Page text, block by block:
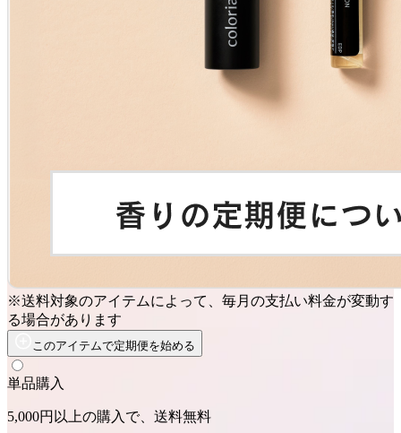
※送料対象のアイテムによって、毎月の支払い料金が変動す
る場合があります
このアイテムで定期便を始める
単品購入
5,000円以上の購入で、送料無料